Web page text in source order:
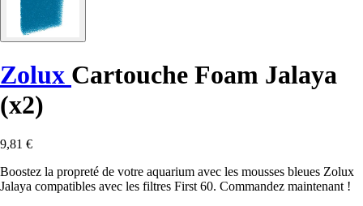
Zolux Cartouche Foam Jalaya
(x2)
9,81 €
Boostez la propreté de votre aquarium avec les mousses bleues Zolux
Jalaya compatibles avec les filtres First 60. Commandez maintenant !